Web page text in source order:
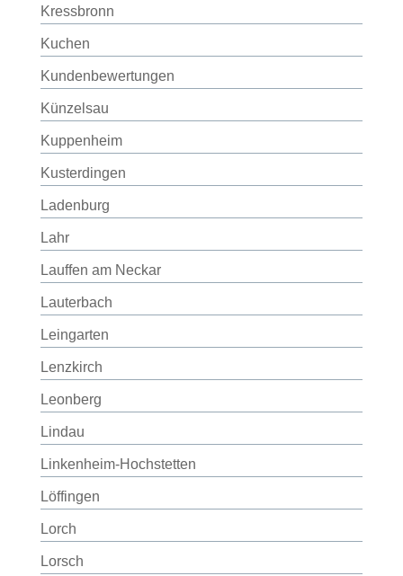
Kressbronn
Kuchen
Kundenbewertungen
Künzelsau
Kuppenheim
Kusterdingen
Ladenburg
Lahr
Lauffen am Neckar
Lauterbach
Leingarten
Lenzkirch
Leonberg
Lindau
Linkenheim-Hochstetten
Löffingen
Lorch
Lorsch